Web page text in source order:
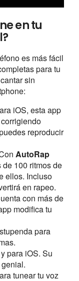
en tu
es más fácil
para tu
sin
iOS, esta app
reproducir
AutoRap
100 ritmos de
ellos. Incluso
en rapeo.
con más de
modifica tu
para
para iOS. Su
tunear tu voz